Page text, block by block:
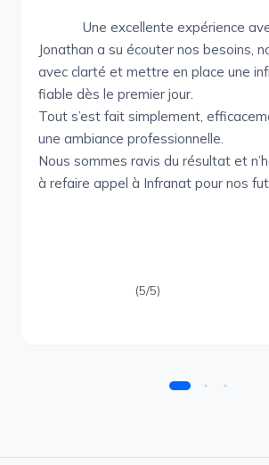
Une excellente expérience
Jonathan a su écouter nos besoins,
avec clarté et mettre en place une
fiable dès le premier jour.
Tout s’est fait simplement,
une ambiance professionnelle.
Nous sommes ravis du résultat et
à refaire appel à Infranat pour nos
(5/5)